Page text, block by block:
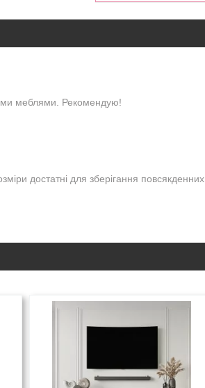
меблями. Рекомендую!
достатні для зберігання повсякденних